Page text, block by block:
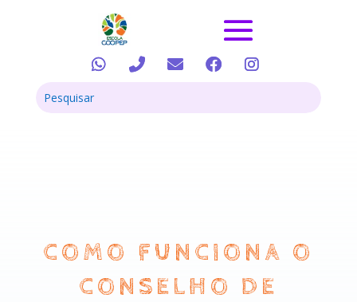
COMO FUNCIONA O
CONSELHO DE